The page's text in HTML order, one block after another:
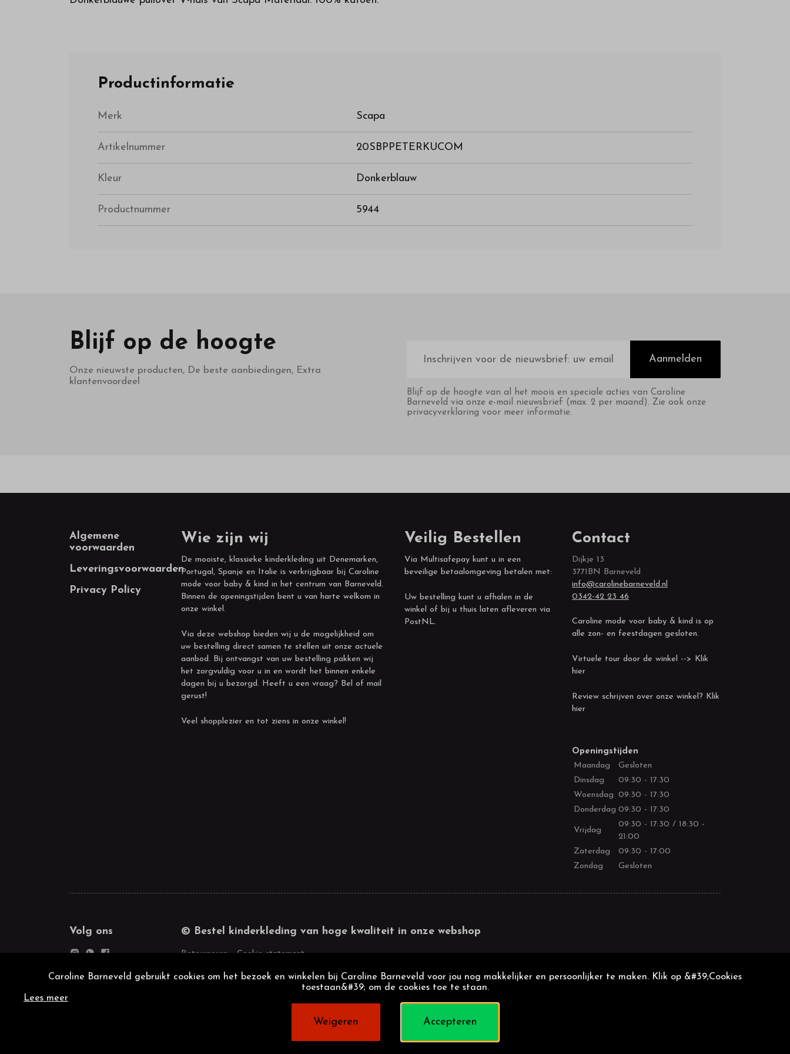
Productinformatie
Merk Scapa
Artikelnummer 20SBPPETERKUCOM
Kleur Donkerblauw
Productnummer 5944
Blijf op de hoogte
Onze nieuwste producten, De beste aanbiedingen, Extra
klantenvoordeel
mailadres
Aanmelden
Blijf op de hoogte van al het moois en speciale acties van Caroline
Barneveld via onze e-mail nieuwsbrief (max. 2 per maand). Zie ook onze
privacyverklaring voor meer informatie.
Footer
Algemene
voorwaarden
Leveringsvoorwaarden
Privacy Policy
Wie zijn wij
De mooiste, klassieke kinderkleding uit Denemarken,
Portugal, Spanje en Italie is verkrijgbaar bij Caroline
mode voor baby & kind in het centrum van Barneveld.
Binnen de openingstijden bent u van harte welkom in
onze winkel.
Via deze webshop bieden wij u de mogelijkheid om
uw bestelling direct samen te stellen uit onze actuele
aanbod. Bij ontvangst van uw bestelling pakken wij
het zorgvuldig voor u in en wordt het binnen enkele
dagen bij u bezorgd. Heeft u een vraag? Bel of mail
gerust!
Veel shopplezier en tot ziens in onze winkel!
Veilig Bestellen
Via Multisafepay kunt u in een
beveilige betaalomgeving betalen met:
Uw bestelling kunt u afhalen in de
winkel of bij u thuis laten afleveren via
PostNL.
Contact
Dijkje 13
3771BN Barneveld
info@carolinebarneveld.nl
0342-42 23 46
Caroline mode voor baby & kind is op
alle zon- en feestdagen gesloten.
Virtuele tour door de winkel --> Klik
hier
Review schrijven over onze winkel? Klik
hier
Openingstijden
Maandag
Gesloten
Dinsdag
09:30 - 17:30
Woensdag 09:30 - 17:30
Donderdag 09:30 - 17:30
Vrijdag
09:30 - 17:30 / 18:30 -
21:00
Zaterdag
09:30 - 17:00
Zondag
Gesloten
Volg ons © Bestel kinderkleding van hoge kwaliteit in onze webshop
Retourneren Cookie statement
Caroline Barneveld gebruikt cookies om het bezoek en winkelen bij Caroline Barneveld voor jou nog makkelijker en persoonlijker te maken. Klik op &#39;Cookies
toestaan&#39; om de cookies toe te staan.
Lees meer
Weigeren Accepteren